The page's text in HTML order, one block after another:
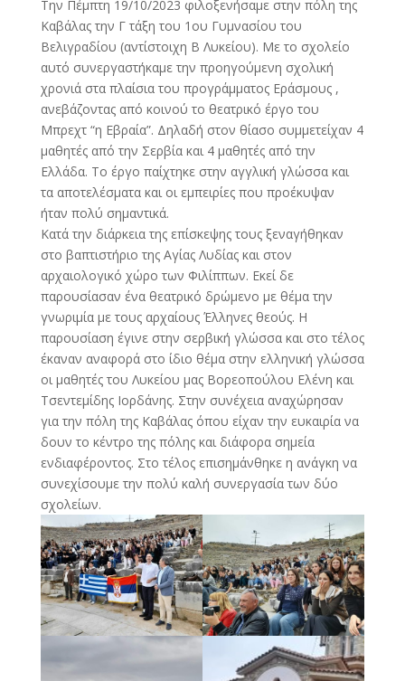
Την Πέμπτη 19/10/2023 φιλοξενήσαμε στην πόλη της
Καβάλας την Γ τάξη του 1ου Γυμνασίου του
Βελιγραδίου (αντίστοιχη Β Λυκείου). Με το σχολείο
αυτό συνεργαστήκαμε την προηγούμενη σχολική
χρονιά στα πλαίσια του προγράμματος Εράσμους ,
ανεβάζοντας από κοινού το θεατρικό έργο του
Μπρεχτ “η Εβραία”. Δηλαδή στον θίασο συμμετείχαν 4
μαθητές από την Σερβία και 4 μαθητές από την
Ελλάδα. Το έργο παίχτηκε στην αγγλική γλώσσα και
τα αποτελέσματα και οι εμπειρίες που προέκυψαν
ήταν πολύ σημαντικά.
Κατά την διάρκεια της επίσκεψης τους ξεναγήθηκαν
στο βαπτιστήριο της Αγίας Λυδίας και στον
αρχαιολογικό χώρο των Φιλίππων. Εκεί δε
παρουσίασαν ένα θεατρικό δρώμενο με θέμα την
γνωριμία με τους αρχαίους Έλληνες θεούς. Η
παρουσίαση έγινε στην σερβική γλώσσα και στο τέλος
έκαναν αναφορά στο ίδιο θέμα στην ελληνική γλώσσα
οι μαθητές του Λυκείου μας Βορεοπούλου Ελένη και
Τσεντεμίδης Ιορδάνης. Στην συνέχεια αναχώρησαν
για την πόλη της Καβάλας όπου είχαν την ευκαιρία να
δουν το κέντρο της πόλης και διάφορα σημεία
ενδιαφέροντος. Στο τέλος επισημάνθηκε η ανάγκη να
συνεχίσουμε την πολύ καλή συνεργασία των δύο
σχολείων.